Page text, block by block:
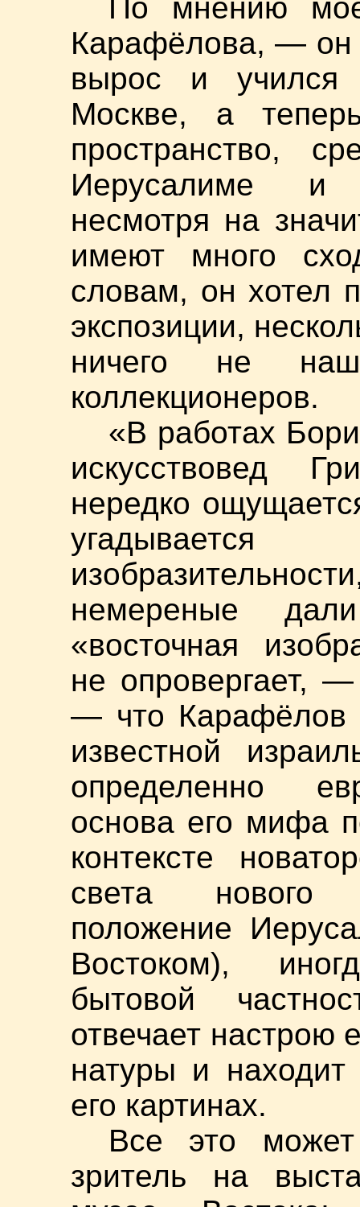
По мнению
Карафёлова, — он
вырос и
Москве, а
пространство,
Иерусалиме и
несмотря на
имеют много
словам, он хотел
экспозиции,
ничего не
коллекционеров.
«В работах
искусствовед
нередко
немереные
«восточная
не опровергает,
— что Карафёлов
известной
определенно
основа его мифа
контексте
света нового
положение
Востоком),
бытовой
отвечает настрою
натуры и находит
его картинах.
Все это может
зритель на